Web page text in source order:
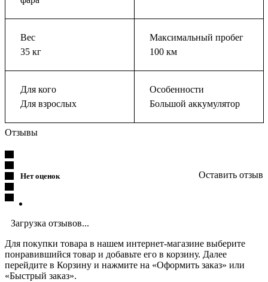
Вес
35 кг
Максимальный пробег
100 км
Для кого
Для взрослых
Особенности
Большой аккумулятор
Отзывы
Нет оценок Оставить отзыв
Загрузка отзывов...
Для покупки товара в нашем интернет-магазине выберите
понравившийся товар и добавьте его в корзину. Далее
перейдите в Корзину и нажмите на «Оформить заказ» или
«Быстрый заказ».